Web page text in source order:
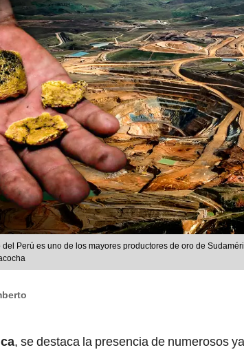
del Perú es uno de los mayores productores de oro de
, se destaca la presencia de numerosos